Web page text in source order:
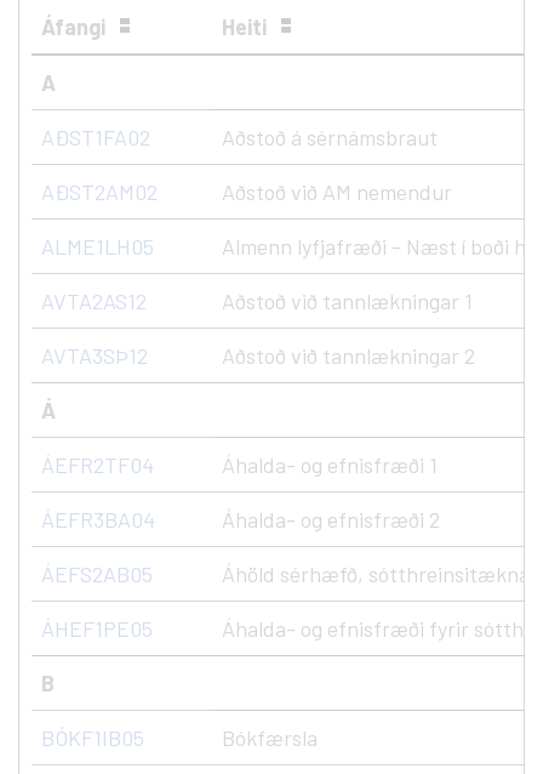
Áfangi Heiti
A
AÐST1FA02 Aðstoð á sérnámsbraut
AÐST2AM02 Aðstoð við AM nemendur
ALME1LH05 Almenn lyfjafræði - Næst í boði
AVTA2AS12 Aðstoð við tannlækningar 1
AVTA3SÞ12 Aðstoð við tannlækningar 2
Á
ÁEFR2TF04 Áhalda- og efnisfræði 1
ÁEFR3BA04 Áhalda- og efnisfræði 2
ÁEFS2AB05 Áhöld sérhæfð, sótthreinsitæknar,
ÁHEF1PE05 Áhalda- og efnisfræði fyrir
B
BÓKF1IB05 Bókfærsla